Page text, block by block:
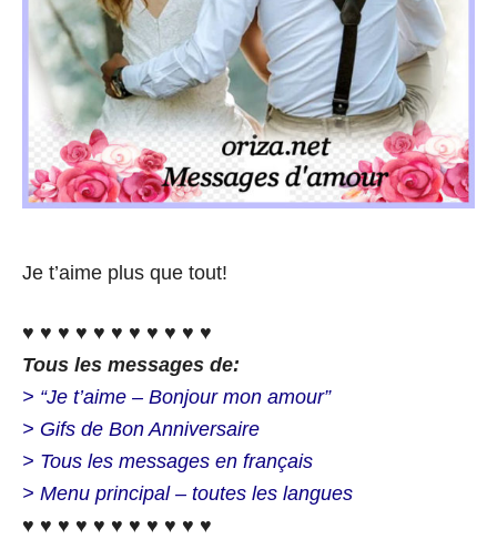
Je t’aime plus que tout!
♥ ♥ ♥ ♥ ♥ ♥ ♥ ♥ ♥ ♥ ♥
Tous les messages de:
> “Je t’aime – Bonjour mon amour”
> Gifs de Bon Anniversaire
> Tous les messages en français
> Menu principal – toutes les langues
♥ ♥ ♥ ♥ ♥ ♥ ♥ ♥ ♥ ♥ ♥